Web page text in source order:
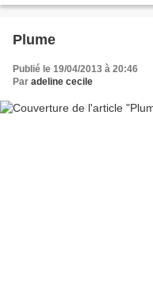
Plume
Publié le 19/04/2013 à 20:46
Par adeline cecile